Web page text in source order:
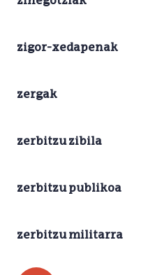
zigor-xedapenak
zergak
zerbitzu zibila
zerbitzu publikoa
zerbitzu militarra